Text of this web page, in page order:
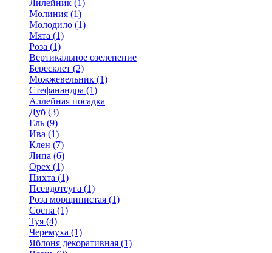
Лилейник (1)
Молиния (1)
Молодило (1)
Мята (1)
Роза (1)
Вертикальное озеленение
Бересклет (2)
Можжевельник (1)
Стефанандра (1)
Аллейная посадка
Дуб (3)
Ель (9)
Ива (1)
Клен (7)
Липа (6)
Орех (1)
Пихта (1)
Псевдотсуга (1)
Роза морщинистая (1)
Сосна (1)
Туя (4)
Черемуха (1)
Яблоня декоративная (1)